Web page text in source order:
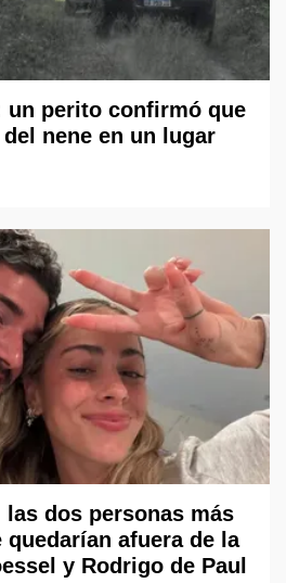
un perito confirmó que
nene en un lugar
dos personas más
afuera de la
y Rodrigo de Paul